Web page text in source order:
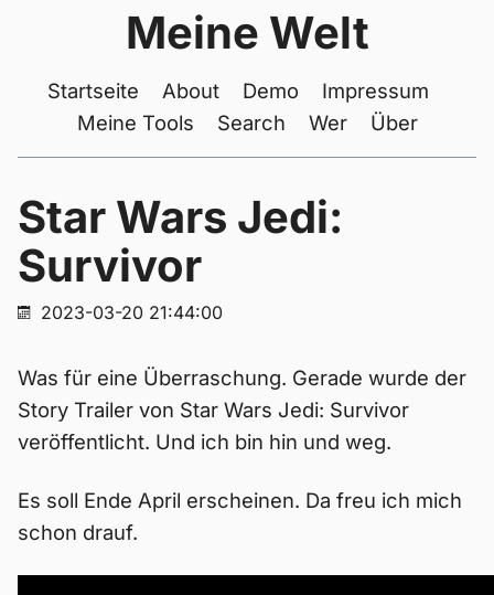
Meine Welt
Startseite About Demo
Impressum
Meine Tools
Search Wer Über
Star Wars Jedi:
Survivor
2023-03-20 21:44:00
Was für eine Überraschung. Gerade wurde der
Story Trailer von Star Wars Jedi: Survivor
veröffentlicht. Und ich bin hin und weg.
Es soll Ende April erscheinen. Da freu ich mich
schon drauf.